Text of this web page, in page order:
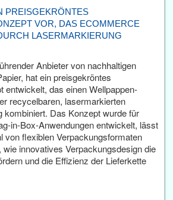
PREISGEKRÖNTES
VOR, DAS ECOMMERCE
LASERMARKIERUNG
Anbieter von nachhaltigen
hat ein preisgekröntes
entwickelt, das einen Wellpappen-
recycelbaren, lasermarkierten
kombiniert. Das Konzept wurde für
in-Box-Anwendungen entwickelt, lässt
von flexiblen Verpackungsformaten
wie innovatives Verpackungsdesign die
und die Effizienz der Lieferkette